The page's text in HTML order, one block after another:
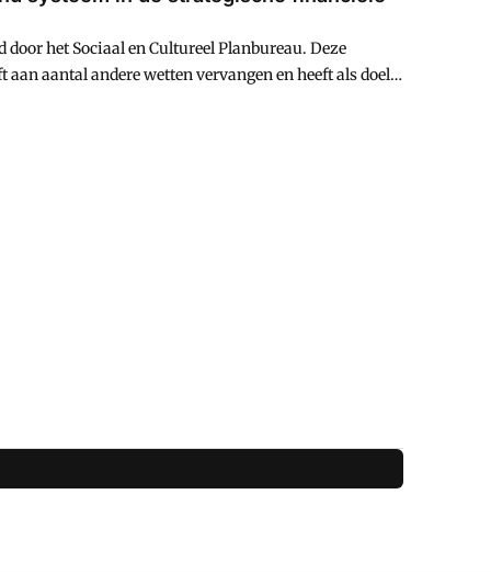
het Sociaal en Cultureel Planbureau. Deze
aantal andere wetten vervangen en heeft als doel